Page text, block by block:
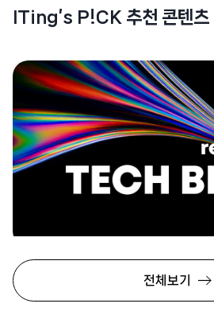
ITing’s P!CK 추천 콘텐츠
써밋 테크 블로그📃전체보기